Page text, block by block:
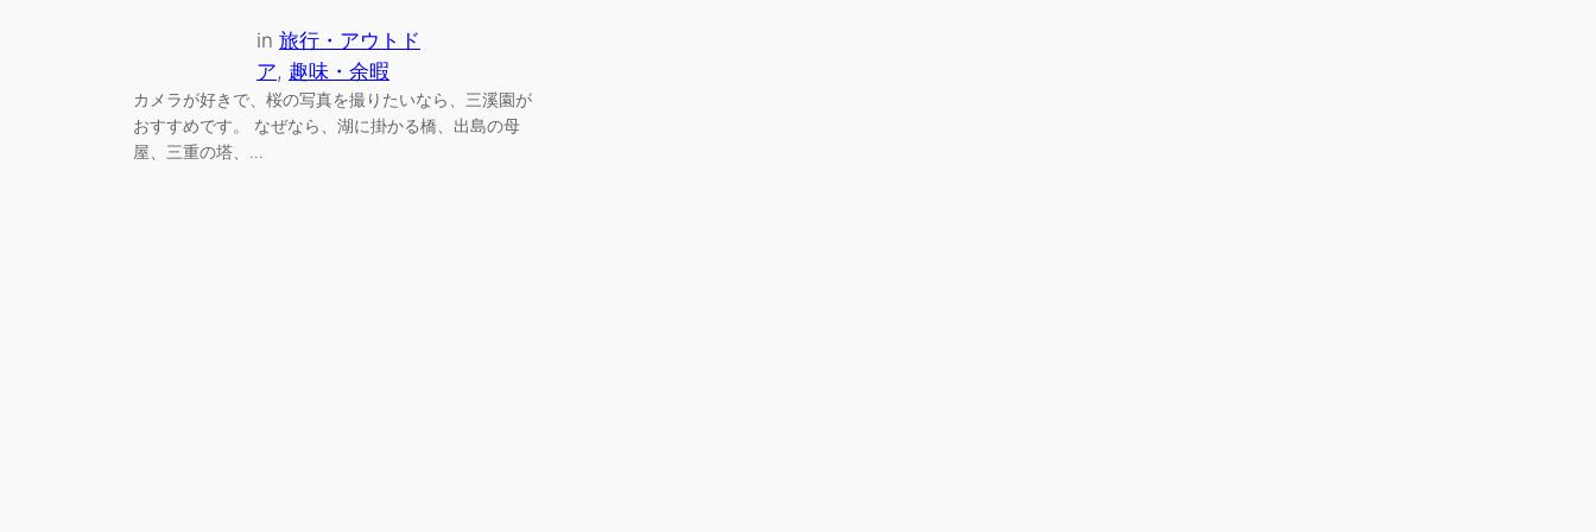
in 旅行・アウトド
ア, 趣味・余暇
カメラが好きで、桜の写真を撮りたいなら、三溪園が
おすすめです。 なぜなら、湖に掛かる橋、出島の母
屋、三重の塔、…